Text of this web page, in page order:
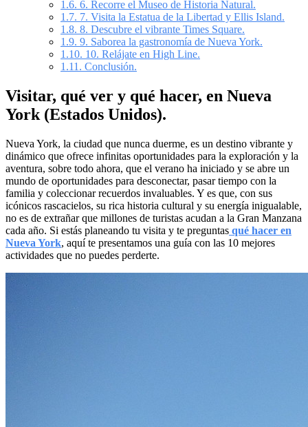
1.6. 6. Recorre el Museo de Historia Natural.
1.7. 7. Visita la Estatua de la Libertad y Ellis Island.
1.8. 8. Descubre el vibrante Times Square.
1.9. 9. Saborea la gastronomía de Nueva York.
1.10. 10. Relájate en High Line.
1.11. Conclusión.
Visitar, qué ver y qué hacer, en Nueva
York (Estados Unidos).
Nueva York, la ciudad que nunca duerme, es un destino vibrante y
dinámico que ofrece infinitas oportunidades para la exploración y la
aventura, sobre todo ahora, que el verano ha iniciado y se abre un
mundo de oportunidades para desconectar, pasar tiempo con la
familia y coleccionar recuerdos invaluables. Y es que, con sus
icónicos rascacielos, su rica historia cultural y su energía inigualable,
no es de extrañar que millones de turistas acudan a la Gran Manzana
cada año. Si estás planeando tu visita y te preguntas qué hacer en
Nueva York, aquí te presentamos una guía con las 10 mejores
actividades que no puedes perderte.